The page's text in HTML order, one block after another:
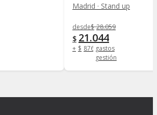
Madrid · Stand up
desde$ 28.059
$ 21.044
+ $ 876 gastos
gestión